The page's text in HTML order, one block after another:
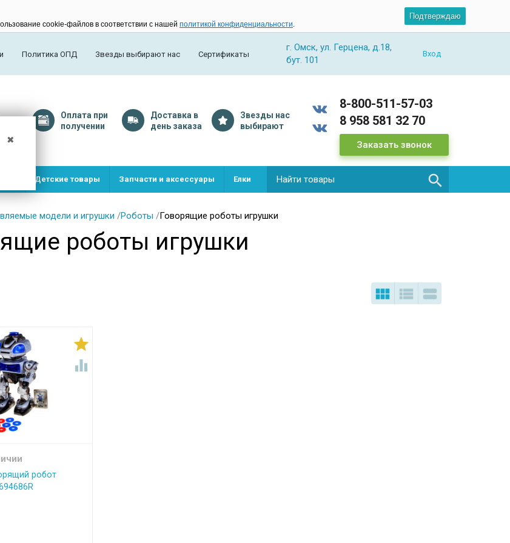
cookie-файлов в соответствии с нашей политикой конфиденциальности.
Подтверждаю
Политика ОПД Звезды выбирают нас Сертификаты
г. Омск, ул. Герцена, д.18,
бут. 101
Вход
✖
Оплата при
получении
Доставка в
день заказа
Звезды нас
выбирают
8-800-511-57-03
8 958 581 32 70
Заказать звонок
Детские товары Запчасти и аксессуары Елки 
модели и игрушки /Роботы /Говорящие роботы игрушки
роботы игрушки
  


робот